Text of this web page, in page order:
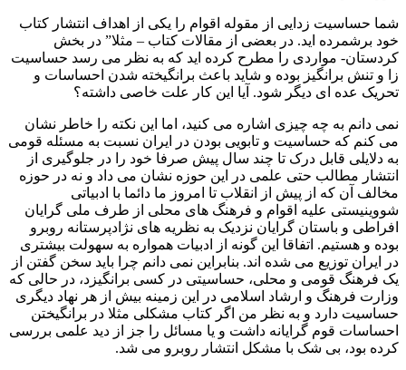
شما حساسیت زدایی از مقوله اقوام را یکی از اهداف انتشار کتاب
خود برشمرده اید. در بعضی از مقالات کتاب – مثلا” در بخش
کردستان- مواردی را مطرح کرده اید که به نظر می رسد حساسیت
زا و تنش برانگیز بوده و شاید باعث برانگیخته شدن احساسات و
تحریک عده ای دیگر شود. آیا این کار علت خاصی داشته؟
نمی دانم به چه چیزی اشاره می کنید، اما این نکته را خاطر نشان
می کنم که حساسیت و تابویی بودن در ایران نسبت به مسئله قومی
به دلایلی قابل درک تا چند سال پیش صرفا خود را در جلوگیری از
انتشار مطالب حتی علمی در این حوزه نشان می داد و نه در حوزه
مخالف آن که از پیش از انقلاب تا امروز ما دائما با ادبیاتی
شووینیستی علیه اقوام و فرهنگ های محلی از طرف ملی گرایان
افراطی و باستان گرایان نزدیک به نظریه های نژادپرستانه روبرو
بوده و هستیم. اتفاقا این گونه از ادبیات همواره به سهولت بیشتری
در ایران توزیع می شده اند. بنابراین نمی دانم چرا باید سخن گفتن از
یک فرهنگ قومی و محلی، حساسیتی در کسی برانگیزد، در حالی که
وزارت فرهنگ و ارشاد اسلامی در این زمینه بیش از هر نهاد دیگری
حساسیت دارد و به نظر من اگر کتاب مشکلی مثلا در برانگیختن
احساسات قوم گرایانه داشت و یا مسائل را جز از دید علمی بررسی
کرده بود، بی شک با مشکل انتشار روبرو می شد.